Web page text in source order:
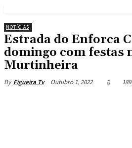
NOTÍCIAS
Estrada do Enforca
domingo com festas
Murtinheira
By Figueira Tv Outubro 1, 2022 0